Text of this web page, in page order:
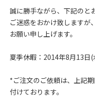
誠に勝手ながら、下記のと
ご迷惑をおかけ致しますが
お願い申し上げます。
夏季休暇：2014年8月13日
*ご注文のご依頼は、上記
付けております。